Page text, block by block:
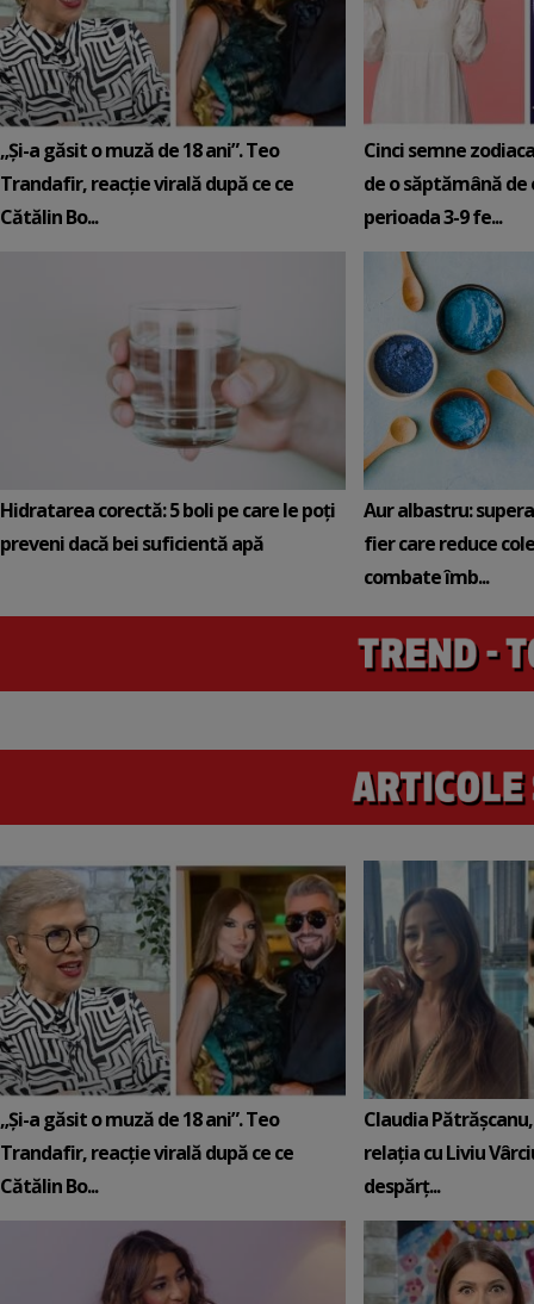
„Și-a găsit o muză de 18 ani”. Teo
Trandafir, reacție virală după ce ce
Cătălin Bo...
Cinci semne
de o săptămână de
perioada 3-9 fe...
Hidratarea corectă: 5 boli pe care le poți
preveni dacă bei suficientă apă
Aur albastru:
fier care reduce
combate îmb...
„Și-a găsit o muză de 18 ani”. Teo
Trandafir, reacție virală după ce ce
Cătălin Bo...
Claudia
relația cu Liviu
despărț...